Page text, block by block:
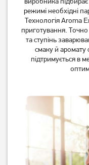
Кавоварка Tefal
4 149грн
3 319грн
режимі необхідні
Технологія Aroma
приготування. Точно
та ступінь
смаку й аромату
підтримується в